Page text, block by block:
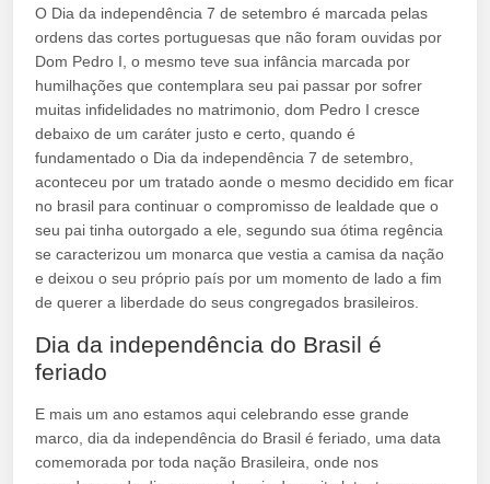
O Dia da independência 7 de setembro é marcada pelas
ordens das cortes portuguesas que não foram ouvidas por
Dom Pedro I, o mesmo teve sua infância marcada por
humilhações que contemplara seu pai passar por sofrer
muitas infidelidades no matrimonio, dom Pedro I cresce
debaixo de um caráter justo e certo, quando é
fundamentado o Dia da independência 7 de setembro,
aconteceu por um tratado aonde o mesmo decidido em ficar
no brasil para continuar o compromisso de lealdade que o
seu pai tinha outorgado a ele, segundo sua ótima regência
se caracterizou um monarca que vestia a camisa da nação
e deixou o seu próprio país por um momento de lado a fim
de querer a liberdade do seus congregados brasileiros.
Dia da independência do Brasil é
feriado
E mais um ano estamos aqui celebrando esse grande
marco, dia da independência do Brasil é feriado, uma data
comemorada por toda nação Brasileira, onde nos